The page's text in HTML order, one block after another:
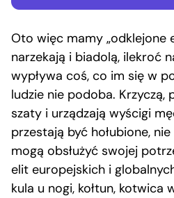
Oto więc mamy „odklejone
narzekają i biadolą, ilekroć
wypływa coś, co im się w
ludzie nie podoba. Krzyczą,
szaty i urządzają wyścigi
przestają być hołubione,
mogą obsłużyć swojej
elit europejskich i
kula u nogi, kołtun, kotwica